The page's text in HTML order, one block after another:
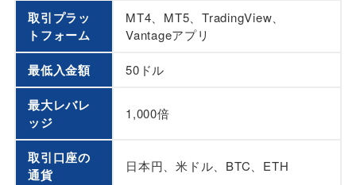
取引プラッ
トフォーム
MT4、MT5、TradingView、
Vantageアプリ
最低入金額 50ドル
最大レバレ
ッジ
1,000倍
取引口座の
通貨
日本円、米ドル、BTC、ETH